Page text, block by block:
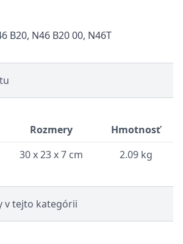
B20, N46 B20 00, N46T
Rozmery
Hmotnosť
30 x 23 x 7 cm 2.09 kg
v tejto kategórii